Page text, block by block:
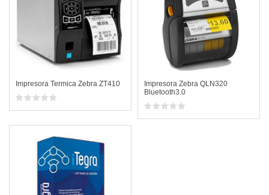
Impresora Termica Zebra ZT410
Impresora Zebra QLN320
Bluetooth3.0